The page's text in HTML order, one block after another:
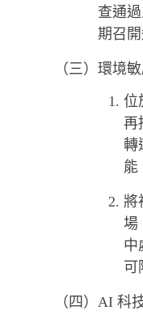
查通
期召
（三）環境
1. 位
再
轉
能
2. 將
場
中
可
（四）AI 科